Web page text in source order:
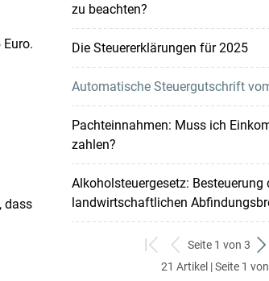
dass
zu beachten?
Die Steuererklärungen für 2025
Automatische Steuergutschrift
Pachteinnahmen: Muss ich
zahlen?
Alkoholsteuergesetz: Besteuerung
landwirtschaftlichen
zum
ersten
zurück
zum
Seite 1 von 3
21 Artikel | Seite 1